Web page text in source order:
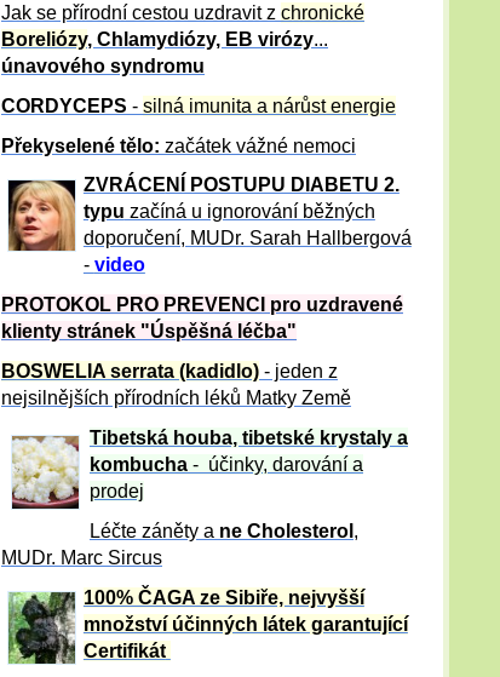
Jak se přírodní cestou uzdravit z chronické
Boreliózy, Chlamydiózy, EB virózy...
únavového syndromu
CORDYCEPS - silná imunita a nárůst energie
Překyselené tělo: začátek vážné nemoci
ZVRÁCE NÍ POSTUPU DIABETU 2.
typu začíná u ignorování běžných
doporučení, MUDr. Sarah Hallbergová
- video
PROTOKOL PRO PREVENCI pro uzdravené
klienty stránek "Úspěšná léčba"
BOSWELIA serrata (kadidlo) - jeden z
nejsilnějších přírodních léků Matky Země
Tibetská houba, tibetské krystaly a
kombucha - účinky, darování a
prodej
Léčte záněty a ne Cholesterol ,
MUDr. Marc Sircus
100% ČAGA ze Sibiře, nejvyšší
množství účinných látek garantující
Certifikát